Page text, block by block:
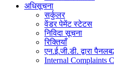
अधिसूचना
सर्कुलर
वेंडर पेमेंट स्टेटस
निविदा सूचना
रिक्तियाँ
एन.ई.जी.डी. द्वारा
Internal Complaints